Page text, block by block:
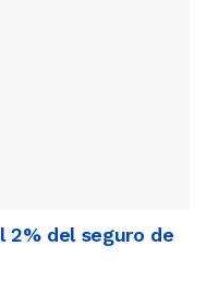
2% del seguro de